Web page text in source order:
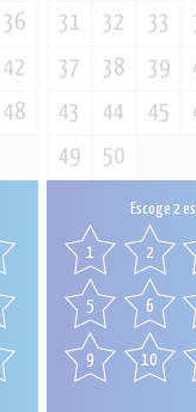
36
42
48
31
32 33
37
38 39
43
44 45
49
50
Escoge 2
1 2
5 6
9 10